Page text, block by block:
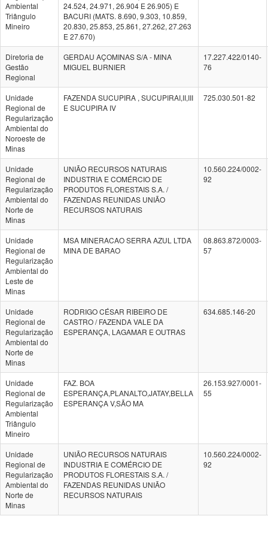
Ambiental
Triângulo
Mineiro
24.524, 24.971, 26.904 E 26.905) E
BACURI (MATS. 8.690, 9.303, 10.859,
20.830, 25.853, 25.861, 27.262, 27.263
E 27.670)
Diretoria de
Gestão
Regional
GERDAU AÇOMINAS S/A - MINA
MIGUEL BURNIER
17.227.422/0140-
76
Unidade
Regional de
Regularização
Ambiental do
Noroeste de
Minas
FAZENDA SUCUPIRA , SUCUPIRAI,II,III
E SUCUPIRA IV
725.030.501-82
Unidade
Regional de
Regularização
Ambiental do
Norte de
Minas
UNIÃO RECURSOS NATURAIS
INDUSTRIA E COMÉRCIO DE
PRODUTOS FLORESTAIS S.A. /
FAZENDAS REUNIDAS UNIÃO
RECURSOS NATURAIS
10.560.224/0002-
92
Unidade
Regional de
Regularização
Ambiental do
Leste de
Minas
MSA MINERACAO SERRA AZUL LTDA
MINA DE BARAO
08.863.872/0003-
57
Unidade
Regional de
Regularização
Ambiental do
Norte de
Minas
RODRIGO CÉSAR RIBEIRO DE
CASTRO / FAZENDA VALE DA
ESPERANÇA, LAGAMAR E OUTRAS
634.685.146-20
Unidade
Regional de
Regularização
Ambiental
Triângulo
Mineiro
FAZ. BOA
ESPERANÇA,PLANALTO,JATAY,BELLA
ESPERANÇA V,SÃO MA
26.153.927/0001-
55
Unidade
Regional de
Regularização
Ambiental do
Norte de
Minas
UNIÃO RECURSOS NATURAIS
INDUSTRIA E COMÉRCIO DE
PRODUTOS FLORESTAIS S.A. /
FAZENDAS REUNIDAS UNIÃO
RECURSOS NATURAIS
10.560.224/0002-
92